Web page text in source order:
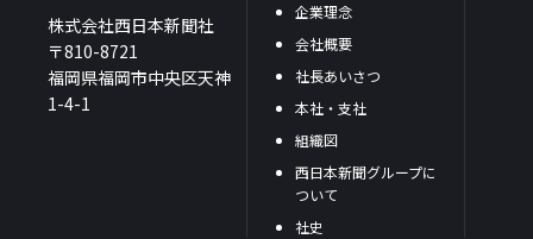
株式会社西日本新聞社
〒810-8721
福岡県福岡市中央区天神
1-4-1
企業理念
会社概要
社長あいさつ
本社・支社
組織図
西日本新聞グループに
ついて
社史